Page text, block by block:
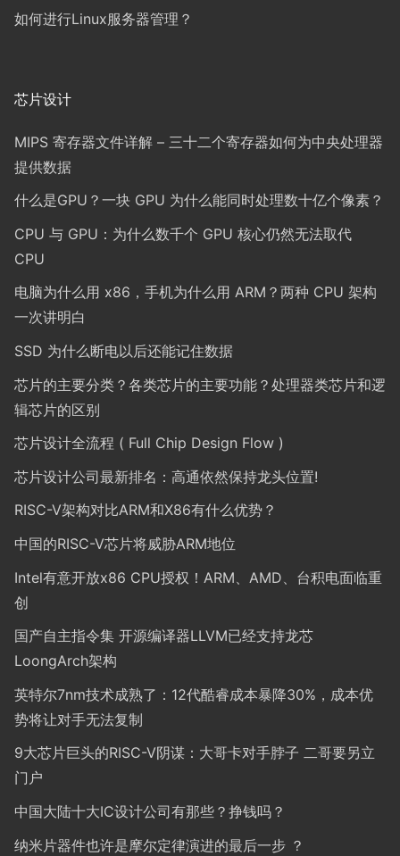
如何进行Linux服务器管理？
芯片设计
MIPS 寄存器文件详解 – 三十二个寄存器如何为中央处理器
提供数据
什么是GPU？一块 GPU 为什么能同时处理数十亿个像素？
CPU 与 GPU：为什么数千个 GPU 核心仍然无法取代
CPU
电脑为什么用 x86，手机为什么用 ARM？两种 CPU 架构
一次讲明白
SSD 为什么断电以后还能记住数据
芯片的主要分类？各类芯片的主要功能？处理器类芯片和逻
辑芯片的区别
芯片设计全流程 ( Full Chip Design Flow )
芯片设计公司最新排名：高通依然保持龙头位置!
RISC-V架构对比ARM和X86有什么优势？
中国的RISC-V芯片将威胁ARM地位
Intel有意开放x86 CPU授权！ARM、AMD、台积电面临重
创
国产自主指令集 开源编译器LLVM已经支持龙芯
LoongArch架构
英特尔7nm技术成熟了：12代酷睿成本暴降30%，成本优
势将让对手无法复制
9大芯片巨头的RISC-V阴谋：大哥卡对手脖子 二哥要另立
门户
中国大陆十大IC设计公司有那些？挣钱吗？
纳米片器件也许是摩尔定律演进的最后一步 ？